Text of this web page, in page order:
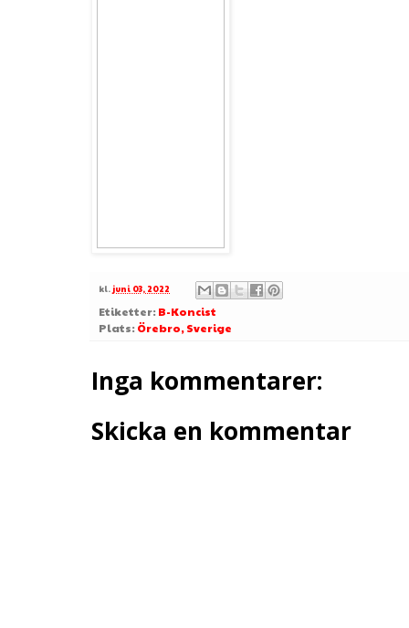
kl. juni 03, 2022
Etiketter: B-Koncist
Plats: Örebro, Sverige
Inga kommentarer:
Skicka en kommentar